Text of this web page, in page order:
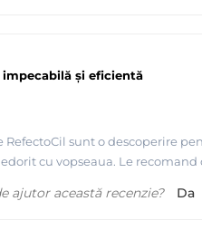
și eficientă
RefectoCil sunt o descoperire
cu vopseaua. Le
ajutor această recenzie?
Da